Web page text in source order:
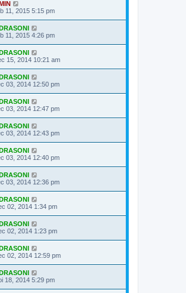
11, 2015 5:15 pm
11, 2015 4:26 pm
15, 2014 10:21 am
03, 2014 12:50 pm
03, 2014 12:47 pm
03, 2014 12:43 pm
03, 2014 12:40 pm
03, 2014 12:36 pm
02, 2014 1:34 pm
02, 2014 1:23 pm
02, 2014 12:59 pm
18, 2014 5:29 pm